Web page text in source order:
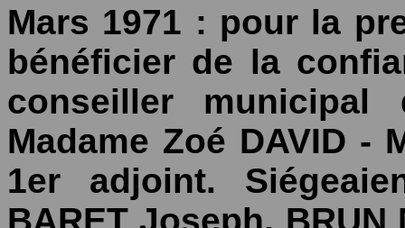
Mars 1971 : pour la
bénéficier de la
conseiller
Madame Zoé DAVID -
1er adjoint.